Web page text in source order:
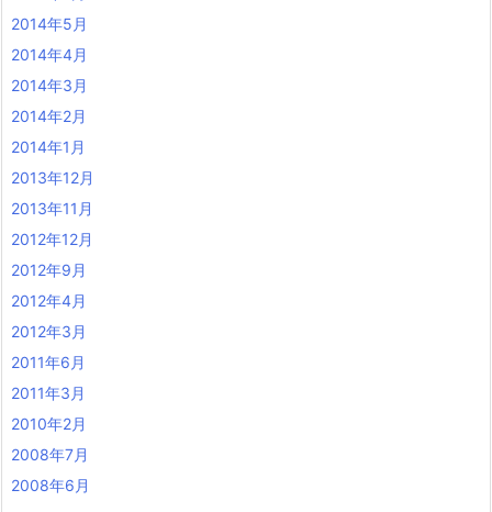
2014年5月
2014年4月
2014年3月
2014年2月
2014年1月
2013年12月
2013年11月
2012年12月
2012年9月
2012年4月
2012年3月
2011年6月
2011年3月
2010年2月
2008年7月
2008年6月